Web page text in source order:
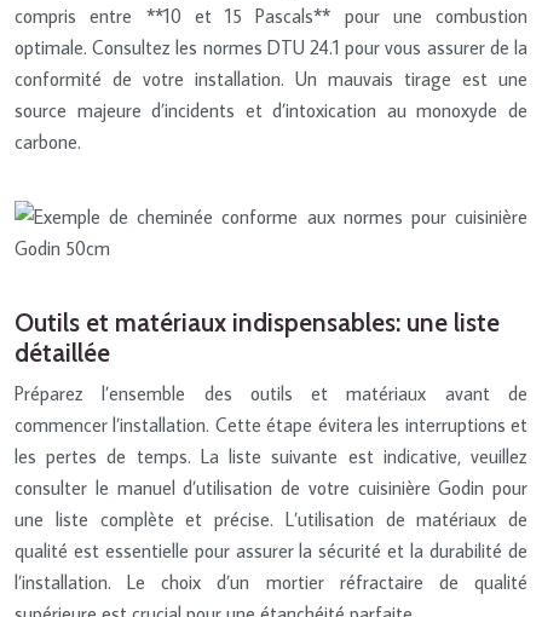
compris entre **10 et 15 Pascals** pour une combustion
optimale. Consultez les normes DTU 24.1 pour vous assurer de la
conformité de votre installation. Un mauvais tirage est une
source majeure d’incidents et d’intoxication au monoxyde de
carbone.
Outils et matériaux indispensables: une liste
détaillée
Préparez l’ensemble des outils et matériaux avant de
commencer l’installation. Cette étape évitera les interruptions et
les pertes de temps. La liste suivante est indicative, veuillez
consulter le manuel d’utilisation de votre cuisinière Godin pour
une liste complète et précise. L’utilisation de matériaux de
qualité est essentielle pour assurer la sécurité et la durabilité de
l’installation. Le choix d’un mortier réfractaire de qualité